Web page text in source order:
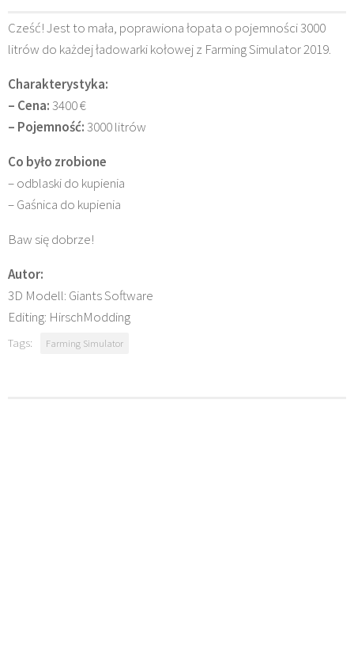
Cześć! Jest to mała, poprawiona łopata o pojemności 3000
litrów do każdej ładowarki kołowej z Farming Simulator 2019.
Charakterystyka:
– Cena:3400 €
– Pojemność:3000 litrów
Co było zrobione
– odblaski do kupienia
– Gaśnica do kupienia
Baw się dobrze!
Autor:
3D Modell: Giants Software
Editing: HirschModding
Tags: Farming Simulator